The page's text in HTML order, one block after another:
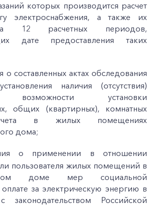
которых производится расчет
электроснабжения, а также их
12 расчетных периодов,
дате предоставления таких
о составленных актах обследования
наличия (отсутствия)
возможности установки
общих (квартирных), комнатных
в жилых помещениях
дома;
о применении в отношении
пользователя жилых помещений в
доме мер социальной
за электрическую энергию в
законодательством Российской